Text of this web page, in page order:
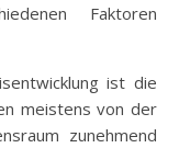
Faktoren
ist die
meistens von der
zunehmend